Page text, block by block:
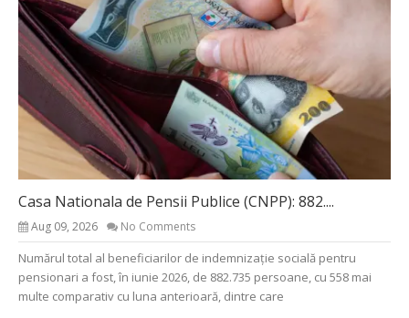
Casa Nationala de Pensii Publice (CNPP): 882....
Aug 09, 2026 No Comments
Numărul total al beneficiarilor de indemnizație socială pentru
pensionari a fost, în iunie 2026, de 882.735 persoane, cu 558 mai
multe comparativ cu luna anterioară, dintre care